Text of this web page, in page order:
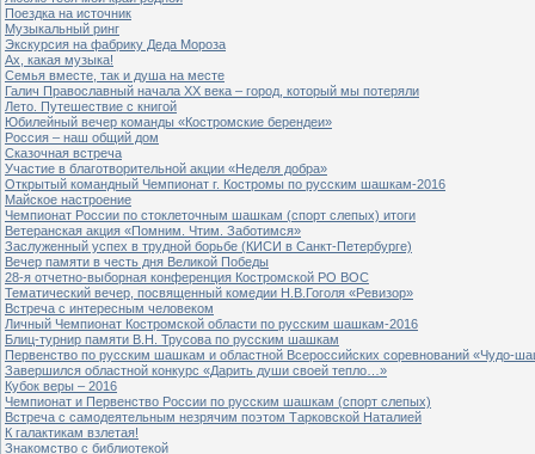
Поездка на источник
Музыкальный ринг
Экскурсия на фабрику Деда Мороза
Ах, какая музыка!
Семья вместе, так и душа на месте
Галич Православный начала ХХ века – город, который мы потеряли
Лето. Путешествие с книгой
Юбилейный вечер команды «Костромские берендеи»
Россия – наш общий дом
Сказочная встреча
Участие в благотворительной акции «Неделя добра»
Открытый командный Чемпионат г. Костромы по русским шашкам-2016
Майское настроение
Чемпионат России по стоклеточным шашкам (спорт слепых) итоги
Ветеранская акция «Помним. Чтим. Заботимся»
Заслуженный успех в трудной борьбе (КИСИ в Санкт-Петербурге)
Вечер памяти в честь дня Великой Победы
28-я отчетно-выборная конференция Костромской РО ВОС
Тематический вечер, посвященный комедии Н.В.Гоголя «Ревизор»
Встреча с интересным человеком
Личный Чемпионат Костромской области по русским шашкам-2016
Блиц-турнир памяти В.Н. Трусова по русским шашкам
Первенство по русским шашкам и областной Всероссийских соревнований «Чудо-
Завершился областной конкурс «Дарить души своей тепло…»
Кубок веры – 2016
Чемпионат и Первенство России по русским шашкам (спорт слепых)
Встреча с самодеятельным незрячим поэтом Тарковской Наталией
К галактикам взлетая!
Знакомство с библиотекой